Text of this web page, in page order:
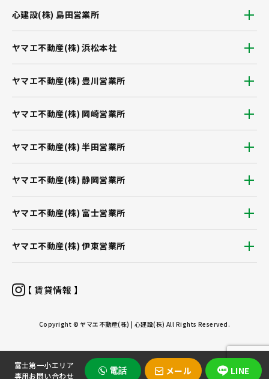
ヤマエ不動産(株) 浜松本社
ヤマエ不動産(株) 静岡営業所
ヤマエ不動産(株) 豊川営業所
ヤマエ不動産(株) 富士営業所
ヤマエ不動産(株) 岡崎営業所
ヤマエ不動産(株) 伊東営業所
ヤマエ不動産(株) 半田営業所
心建設(株) 島田営業所
【 賃貸情報 】
Copyright © ヤマエ不動産(株) | 心建設(株) All Rights Reserved.
富士第一小エリア
専用お問い合わせ
電話 メール LINE